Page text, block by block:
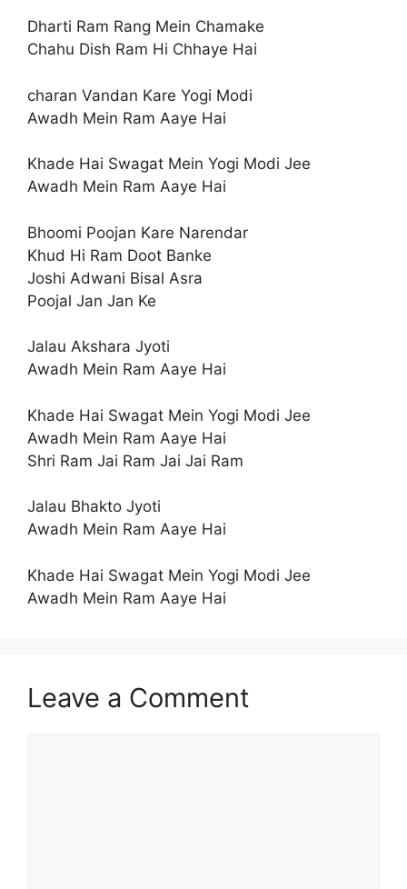
Dharti Ram Rang Mein Chamake
Chahu Dish Ram Hi Chhaye Hai
charan Vandan Kare Yogi Modi
Awadh Mein Ram Aaye Hai
Khade Hai Swagat Mein Yogi Modi Jee
Awadh Mein Ram Aaye Hai
Bhoomi Poojan Kare Narendar
Khud Hi Ram Doot Banke
Joshi Adwani Bisal Asra
Poojal Jan Jan Ke
Jalau Akshara Jyoti
Awadh Mein Ram Aaye Hai
Khade Hai Swagat Mein Yogi Modi Jee
Awadh Mein Ram Aaye Hai
Shri Ram Jai Ram Jai Jai Ram
Jalau Bhakto Jyoti
Awadh Mein Ram Aaye Hai
Khade Hai Swagat Mein Yogi Modi Jee
Awadh Mein Ram Aaye Hai
Leave a Comment